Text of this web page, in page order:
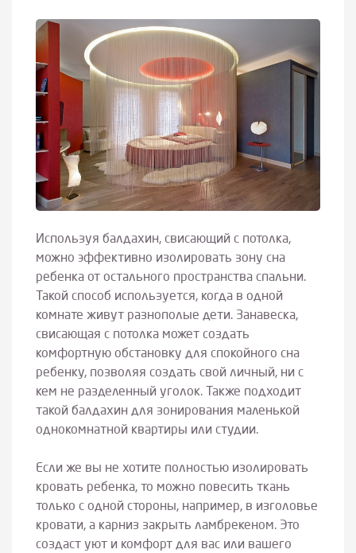
Используя балдахин, свисающий с потолка,
можно эффективно изолировать зону сна
ребенка от остального пространства спальни.
Такой способ используется, когда в одной
комнате живут разнополые дети. Занавеска,
свисающая с потолка может создать
комфортную обстановку для спокойного сна
ребенку, позволяя создать свой личный, ни с
кем не разделенный уголок. Также подходит
такой балдахин для зонирования маленькой
однокомнатной квартиры или студии.
Если же вы не хотите полностью изолировать
кровать ребенка, то можно повесить ткань
только с одной стороны, например, в изголовье
кровати, а карниз закрыть ламбрекеном. Это
создаст уют и комфорт для вас или вашего